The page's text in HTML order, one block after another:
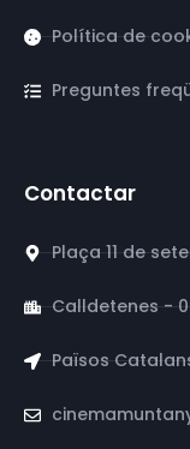
Política de
Preguntes
Contactar
Plaça 11 de
Calldetenes -
Països